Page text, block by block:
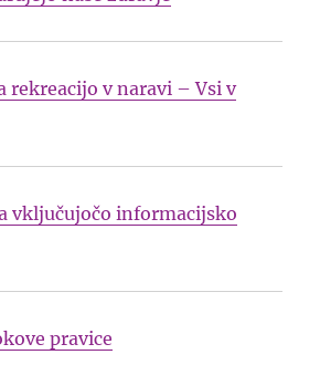
rekreacijo v naravi – Vsi v
vključujočo informacijsko
pravice